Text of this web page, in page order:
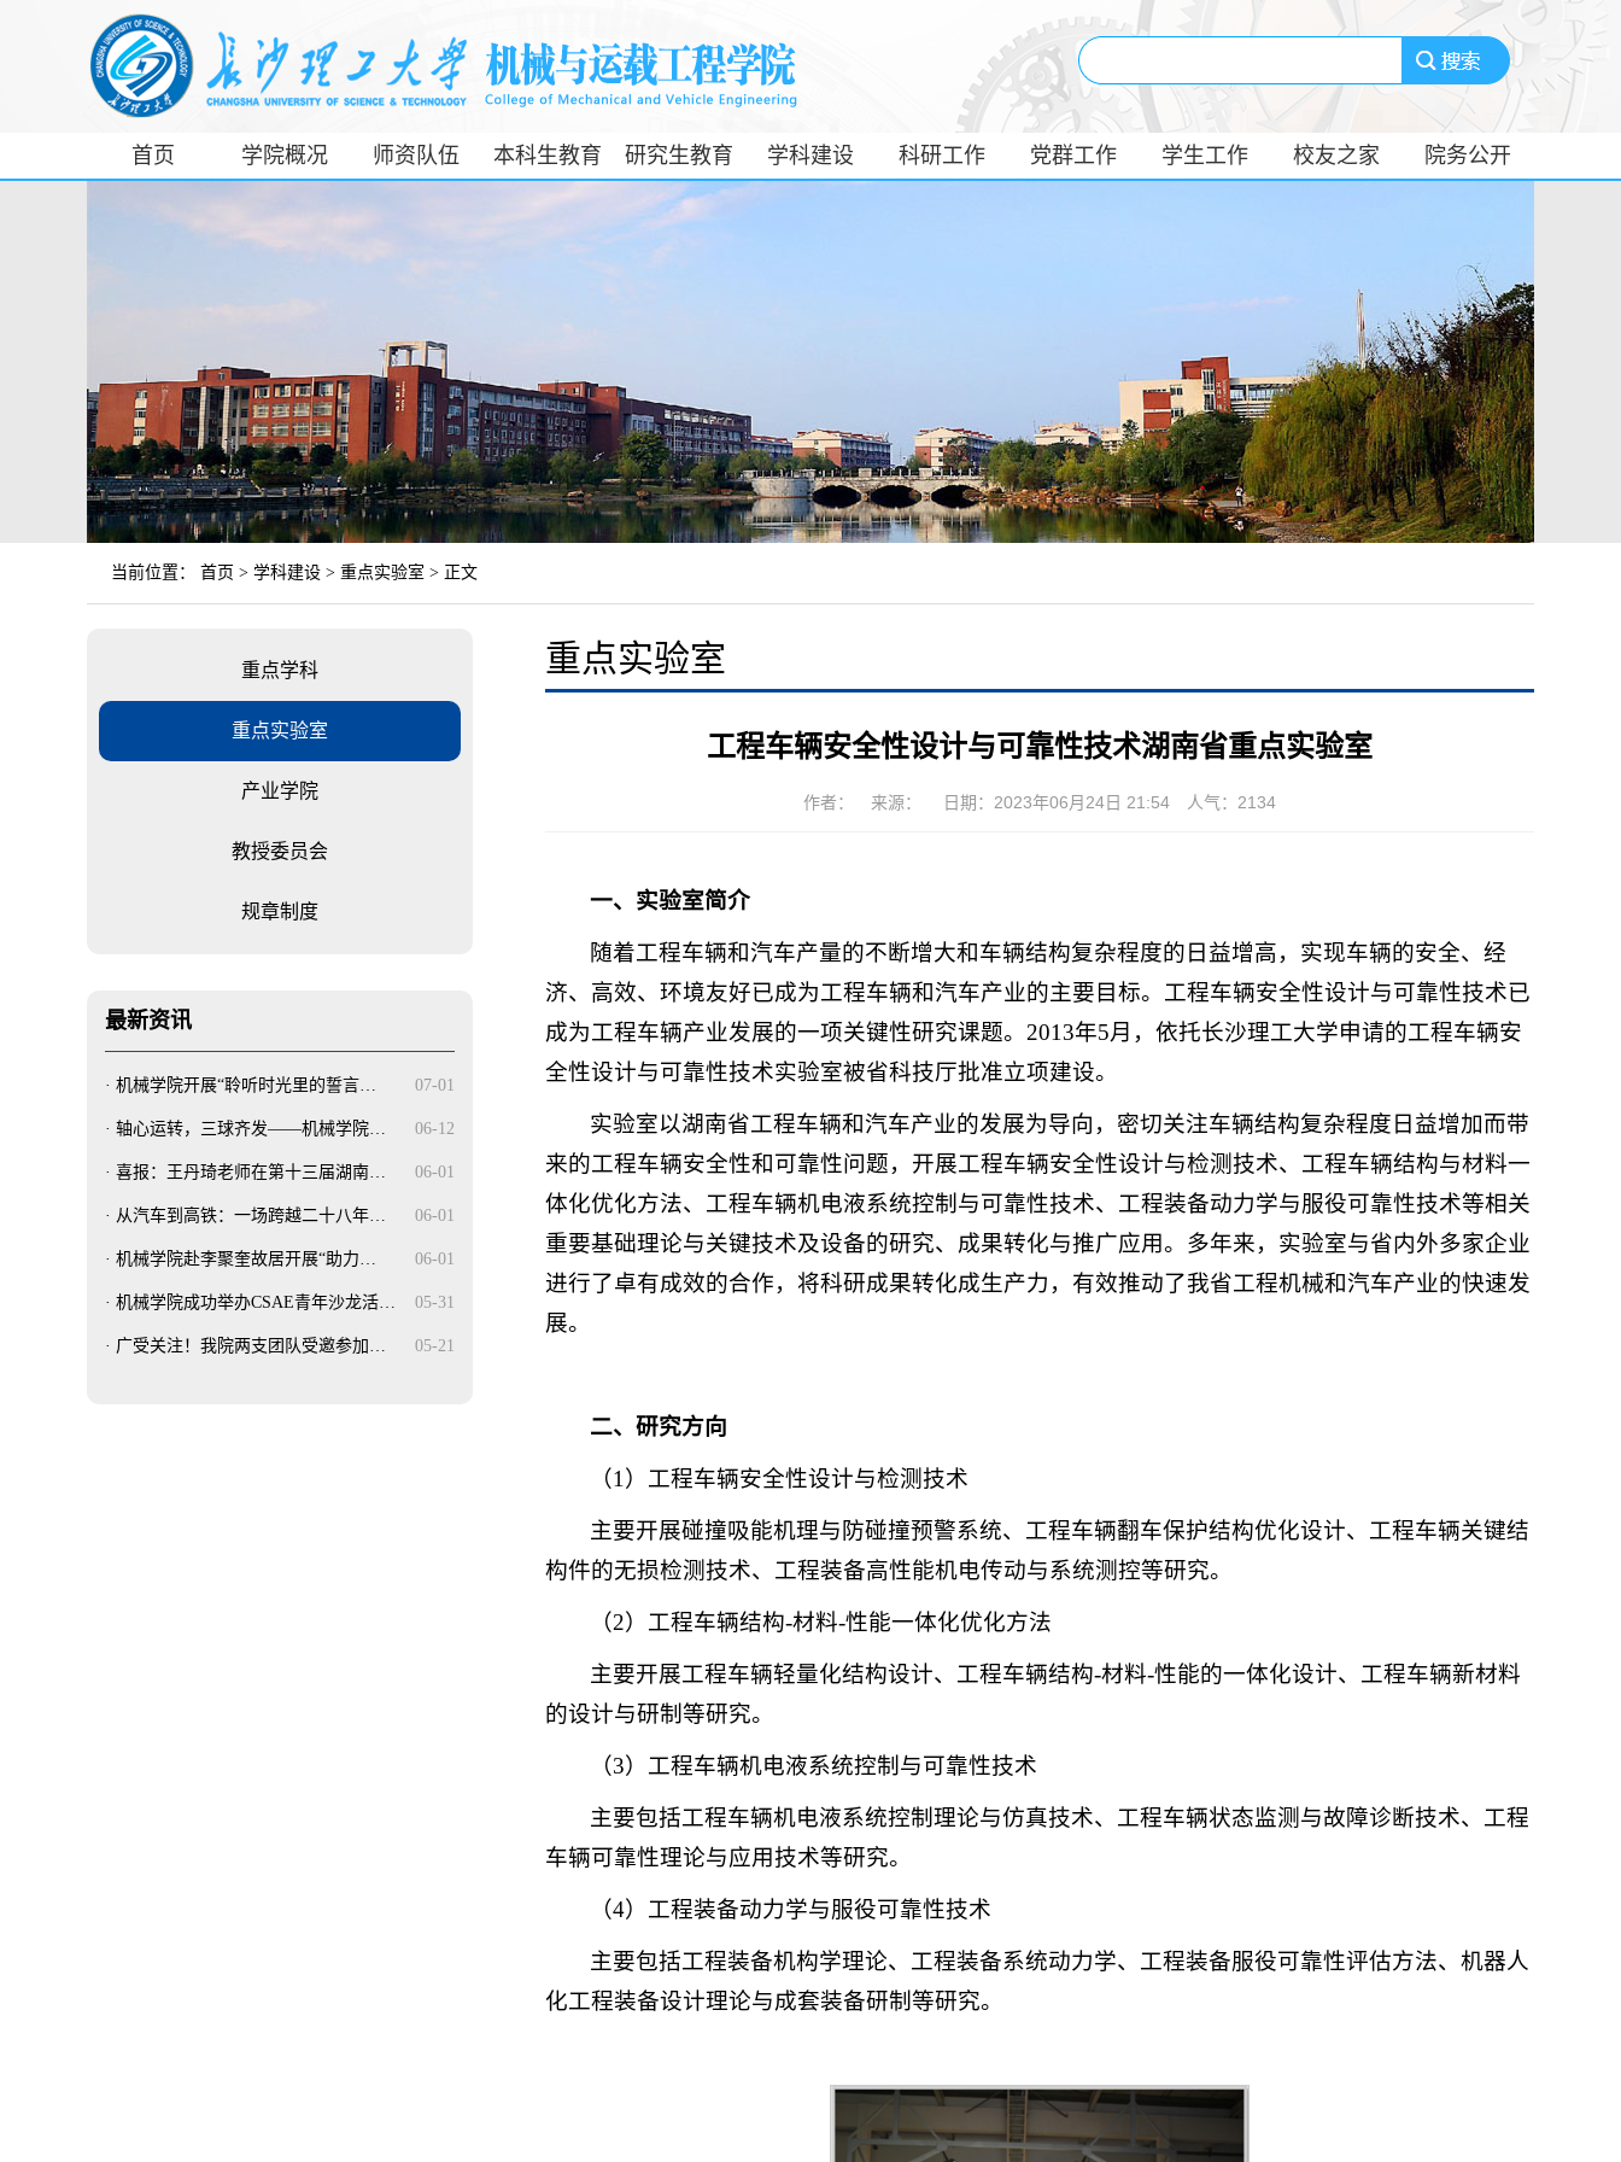
首页 学院概况 师资队伍 本科生教育 研究生教育 学科建设 科研工作 党群工作 学生工作 校友之家
院务公开
工信部专精特
当前位置： 首页 > 学科建设 > 重点实验室 > 正文
重点学科
重点实验室
产业学院
教授委员会
规章制度
最新资讯
07-01
· 机械学院开展“聆听时光里的誓言…
06-12
· 轴心运转，三球齐发——机械学院…
06-01
· 喜报：王丹琦老师在第十三届湖南…
06-01
· 从汽车到高铁：一场跨越二十八年…
06-01
· 机械学院赴李聚奎故居开展“助力…
05-31
· 机械学院成功举办CSAE青年沙龙活…
05-21
· 广受关注！我院两支团队受邀参加…
重点实验室
工程车辆安全性设计与可靠性技术湖南省重点实验室
作者： 来源： 日期：2023年06月24日 21:54 人气： 2134
一、实验室简介
随着工程车辆和汽车产量的不断增大和车辆结构复杂程度的日益增高，实现车辆的安全、经
济、高效、环境友好已成为工程车辆和汽车产业的主要目标。工程车辆安全性设计与可靠性技术已
成为工程车辆产业发展的一项关键性研究课题。2013年5月，依托长沙理工大学申请的工程车辆安
全性设计与可靠性技术实验室被省科技厅批准立项建设。
实验室以湖南省工程车辆和汽车产业的发展为导向，密切关注车辆结构复杂程度日益增加而带
来的工程车辆安全性和可靠性问题，开展工程车辆安全性设计与检测技术、工程车辆结构与材料一
体化优化方法、工程车辆机电液系统控制与可靠性技术、工程装备动力学与服役可靠性技术等相关
重要基础理论与关键技术及设备的研究、成果转化与推广应用。多年来，实验室与省内外多家企业
进行了卓有成效的合作，将科研成果转化成生产力，有效推动了我省工程机械和汽车产业的快速发
展。
二、研究方向
（1）工程车辆安全性设计与检测技术
主要开展碰撞吸能机理与防碰撞预警系统、工程车辆翻车保护结构优化设计、工程车辆关键结
构件的无损检测技术、工程装备高性能机电传动与系统测控等研究。
（2）工程车辆结构-材料-性能一体化优化方法
主要开展工程车辆轻量化结构设计、工程车辆结构-材料-性能的一体化设计、工程车辆新材料
的设计与研制等研究。
（3）工程车辆机电液系统控制与可靠性技术
主要包括工程车辆机电液系统控制理论与仿真技术、工程车辆状态监测与故障诊断技术、工程
车辆可靠性理论与应用技术等研究。
（4）工程装备动力学与服役可靠性技术
主要包括工程装备机构学理论、工程装备系统动力学、工程装备服役可靠性评估方法、机器人
化工程装备设计理论与成套装备研制等研究。